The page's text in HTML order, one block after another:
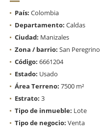
País: Colombia
Departamento: Caldas
Ciudad: Manizales
Zona / barrio: San Peregrino
Código: 6661204
Estado: Usado
Área Terreno: 7500 m²
Estrato: 3
Tipo de inmueble: Lote
Tipo de negocio: Venta